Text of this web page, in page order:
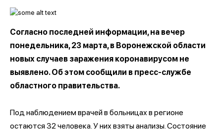
Согласно последней информации, на вечер
понедельника, 23 марта, в Воронежской области
новых случаев заражения коронавирусом не
выявлено. Об этом сообщили в пресс-службе
областного правительства.
Под наблюдением врачей в больницах в регионе
остаются 32 человека. У них взяты анализы. Состояние